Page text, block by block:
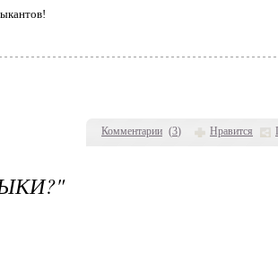
Комментарии (3) Нравится